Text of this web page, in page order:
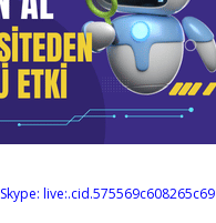
Skype: live:.cid.575569c608265c69